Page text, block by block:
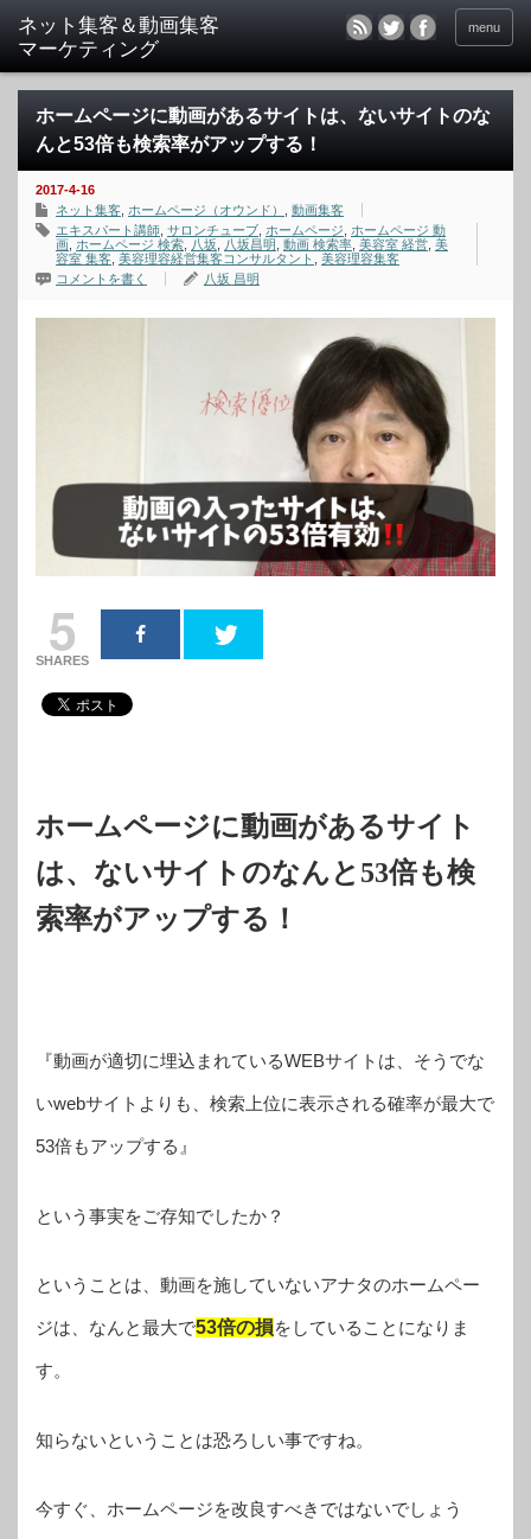
menu
ホームページに動画があるサイトは、ないサイトのな
んと53倍も検索率がアップする！
2017-4-16
ネット集客 ホームページ（オウンド）
動画集客
エキスパート講師 サロンチューブ ホームページ
ホームページ 動
画 ホームページ 検索 八坂 八坂昌明 動画 検索率 美容室 経営 美
容室 集客 美容理容経営集客コンサルタント
美容理容集客
コメントを書く
八坂 昌明
5
SHARES
ホームページに動画があるサイト
は、ないサイトのなんと53倍も検
索率がアップする！
『動画が適切に埋込まれているWEBサイトは、そうでな
いwebサイトよりも、検索上位に表示される確率が最大で
53倍もアップする』
という事実をご存知でしたか？
ということは、動画を施していないアナタのホームペー
ジは、なんと最大で53倍の損をしていることになりま
す。
知らないということは恐ろしい事ですね。
今すぐ、ホームページを改良すべきではないでしょう